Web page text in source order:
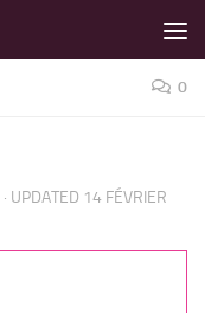
0
· UPDATED 14 FÉVRIER